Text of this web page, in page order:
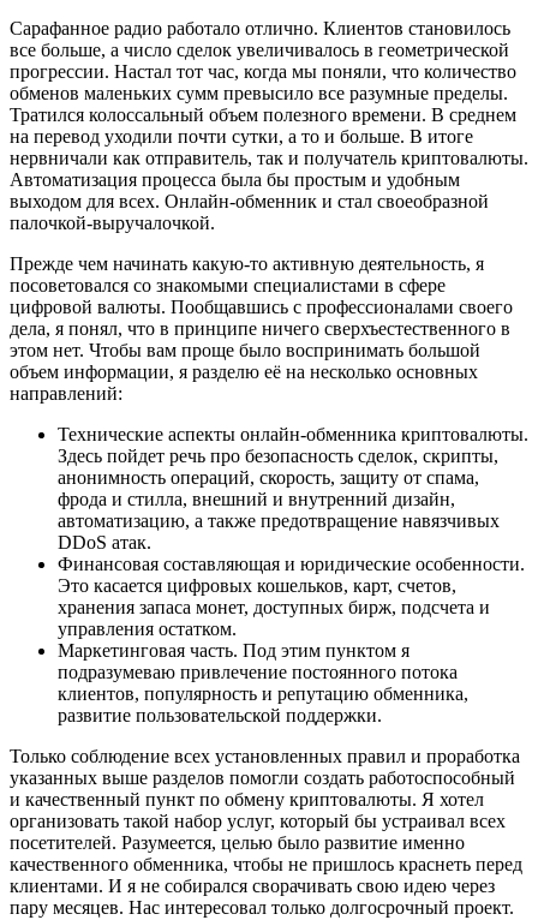
Сарафанное радио работало отлично. Клиентов становилось
все больше, а число сделок увеличивалось в геометрической
прогрессии. Настал тот час, когда мы поняли, что количество
обменов маленьких сумм превысило все разумные пределы.
Тратился колоссальный объем полезного времени. В среднем
на перевод уходили почти сутки, а то и больше. В итоге
нервничали как отправитель, так и получатель криптовалюты.
Автоматизация процесса была бы простым и удобным
выходом для всех. Онлайн-обменник и стал своеобразной
палочкой-выручалочкой.
Прежде чем начинать какую-то активную деятельность, я
посоветовался со знакомыми специалистами в сфере
цифровой валюты. Пообщавшись с профессионалами своего
дела, я понял, что в принципе ничего сверхъестественного в
этом нет. Чтобы вам проще было воспринимать большой
объем информации, я разделю её на несколько основных
направлений:
Технические аспекты онлайн-обменника криптовалюты.
Здесь пойдет речь про безопасность сделок, скрипты,
анонимность операций, скорость, защиту от спама,
фрода и стилла, внешний и внутренний дизайн,
автоматизацию, а также предотвращение навязчивых
DDoS атак.
Финансовая составляющая и юридические особенности.
Это касается цифровых кошельков, карт, счетов,
хранения запаса монет, доступных бирж, подсчета и
управления остатком.
Маркетинговая часть. Под этим пунктом я
подразумеваю привлечение постоянного потока
клиентов, популярность и репутацию обменника,
развитие пользовательской поддержки.
Только соблюдение всех установленных правил и проработка
указанных выше разделов помогли создать работоспособный
и качественный пункт по обмену криптовалюты. Я хотел
организовать такой набор услуг, который бы устраивал всех
посетителей. Разумеется, целью было развитие именно
качественного обменника, чтобы не пришлось краснеть перед
клиентами. И я не собирался сворачивать свою идею через
пару месяцев. Нас интересовал только долгосрочный проект.